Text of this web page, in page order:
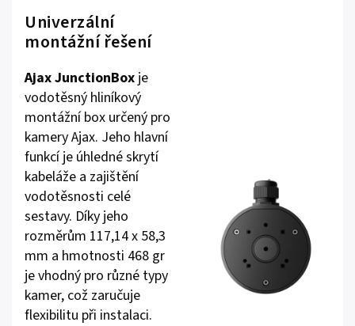
Univerzální
montážní řešení
Ajax JunctionBox je
vodotěsný hliníkový
montážní box určený pro
kamery Ajax. Jeho hlavní
funkcí je úhledné skrytí
kabeláže a zajištění
vodotěsnosti celé
sestavy. Díky jeho
rozměrům 117,14 x 58,3
mm a hmotnosti 468 gr
je vhodný pro různé typy
kamer, což zaručuje
flexibilitu při instalaci.